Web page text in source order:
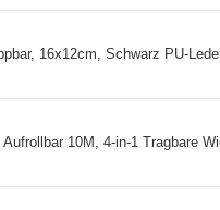
16x12cm, Schwarz PU-
10M, 4-in-1 Tragbare